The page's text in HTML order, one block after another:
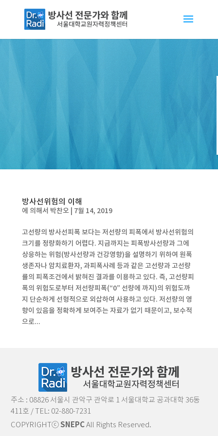
방사선위험의 이해
에 의해서 박찬오| 7월 14, 2019
고선량의 방사선피폭 보다는 저선량의 피폭에서 방사선위험의
크기를 정량화하기 어렵다. 지금까지는 피폭방사선량과 그에
상응하는 위험(방사선량과 건강영향)을 설명하기 위하여 원폭
생존자나 암치료환자, 과피폭사례 등과 같은 고선량과 고선량
률의 피폭조건에서 밝혀진 결과를 이용하고 있다. 즉, 고선량피
폭의 위험도로부터 저선량피폭(“0” 선량에 까지)의 위험도까
지 단순하게 선형적으로 외삽하여 사용하고 있다. 저선량의 영
향이 있음을 정확하게 보여주는 자료가 없기 때문이고, 보수적
으로...
주소 : 08826 서울시 관악구 관악로 1 서울대학교 공과대학 36동
411호 / TEL: 02-880-7231
COPYRIGHTⓒSNEPCAll Rights Reserved.